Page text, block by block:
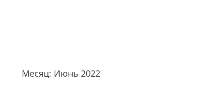
Месяц: Июнь 2022